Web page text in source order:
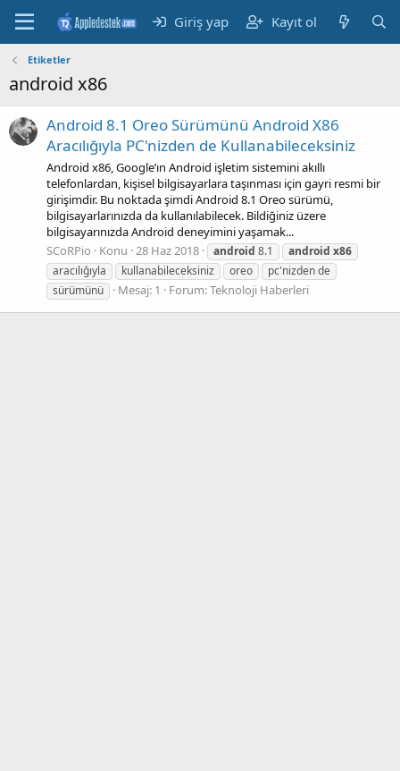
Giriş yap Kayıt ol
Etiketler
android x86
Android 8.1 Oreo Sürümünü Android X86
Aracılığıyla PC'nizden de Kullanabileceksiniz
Android x86, Google’ın Android işletim sistemini akıllı
telefonlardan, kişisel bilgisayarlara taşınması için gayri resmi bir
girişimdir. Bu noktada şimdi Android 8.1 Oreo sürümü,
bilgisayarlarınızda da kullanılabilecek. Bildiğiniz üzere
bilgisayarınızda Android deneyimini yaşamak...
SCoRPio
Konu 28 Haz 2018 android 8.1 android x86
aracılığıyla
kullanabileceksiniz oreo
pc'nizden de
sürümünü
Mesaj: 1 Forum:Teknoloji Haberleri